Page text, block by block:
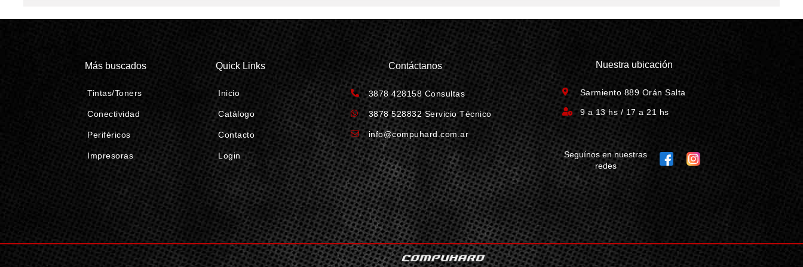
Más buscados
Tintas/Toners
Conectividad
Periféricos
Impresoras
Quick Links
Inicio
Catálogo
Contacto
Login
Contáctanos
3878 428158 Consultas
3878 528832 Servicio Técnico
info@compuhard.com.ar
Nuestra ubicación
Sarmiento 889 Orán Salta
9 a 13 hs / 17 a 21 hs
Seguínos en nuestras
redes